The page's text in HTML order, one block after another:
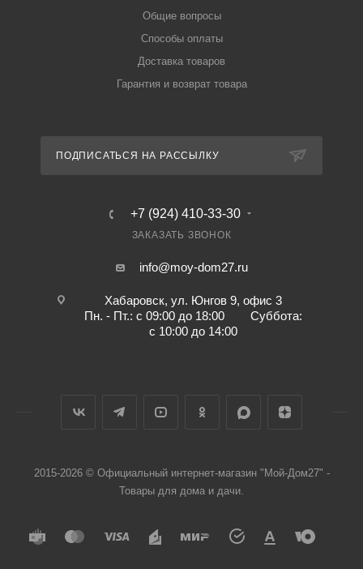
Общие вопросы
Способы оплаты
Доставка товаров
Гарантия и возврат товара
ПОДПИСАТЬСЯ НА РАССЫЛКУ
+7 (924) 410-33-30
ЗАКАЗАТЬ ЗВОНОК
info@moy-dom27.ru
Хабаровск, ул. Юнгов 9, офис 3
Пн. - Пт.: с 09:00 до 18:00 Суббота:
с 10:00 до 14:00
2015-2026 © Официальный интернет-магазин "Мой-Дом27" -
Товары для дома и дачи.